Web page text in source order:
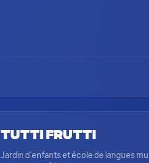
Tutti Frutti
Jardin d'enfants et école de langues